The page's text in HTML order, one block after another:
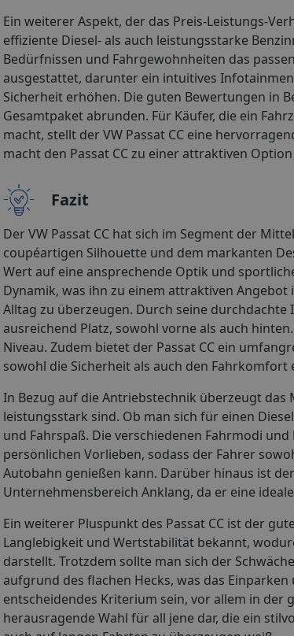
Ein weiterer Aspekt, der das Preis-Leistungs-
effiziente Diesel- als auch leistungsstarke
Bedürfnissen und Fahrgewohnheiten das
ausgestattet, darunter ein intuitives
Sicherheit erhöhen. Die guten Bewertungen in
Gesamtpaket abrunden. Für Käufer, die ein
macht, stellt der VW Passat CC eine
macht den Passat CC zu einer attraktiven
Fazit
Der VW Passat CC hat sich im Segment der
coupéartigen Silhouette und dem markanten
Wert auf eine ansprechende Optik und
Dynamik, was ihn zu einem attraktiven
Alltag zu überzeugen. Durch seine
ausreichend Platz, sowohl vorne als auch
Niveau. Zudem bietet der Passat CC ein
sowohl die Sicherheit als auch den Fahrkomfort
In Bezug auf die Antriebstechnik überzeugt
leistungsstark sind. Ob man sich für einen
und Fahrspaß. Die verschiedenen Fahrmodi
persönlichen Vorlieben, sodass der Fahrer
Autobahn genießen kann. Darüber hinaus ist
Unternehmensbereich Anklang, da er eine
Ein weiterer Pluspunkt des Passat CC ist der
Langlebigkeit und Wertstabilität bekannt,
darstellt. Trotzdem sollte man sich der
aufgrund des flachen Hecks, was das
entscheidendes Kriterium sein, vor allem in der
herausragende Wahl für all jene dar, die ein